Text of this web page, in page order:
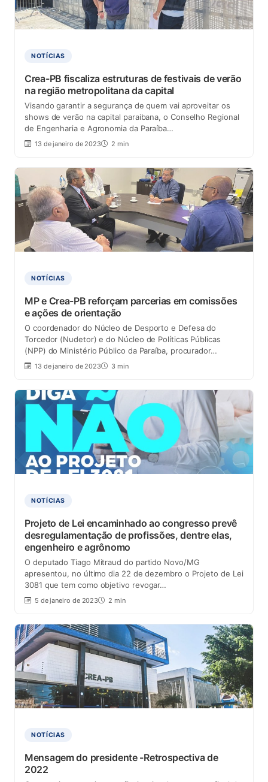
NOTÍCIAS
Crea-PB fiscaliza estruturas de festivais de verão
na região metropolitana da capital
Visando garantir a segurança de quem vai aproveitar os
shows de verão na capital paraibana, o Conselho Regional
de Engenharia e Agronomia da Paraíba…
13 de janeiro de 2023 2 min
NOTÍCIAS
MP e Crea-PB reforçam parcerias em comissões
e ações de orientação
O coordenador do Núcleo de Desporto e Defesa do
Torcedor (Nudetor) e do Núcleo de Políticas Públicas
(NPP) do Ministério Público da Paraíba, procurador…
13 de janeiro de 2023 3 min
NOTÍCIAS
Projeto de Lei encaminhado ao congresso prevê
desregulamentação de profissões, dentre elas,
engenheiro e agrônomo
O deputado Tiago Mitraud do partido Novo/MG
apresentou, no último dia 22 de dezembro o Projeto de Lei
3081 que tem como objetivo revogar…
5 de janeiro de 2023 2 min
NOTÍCIAS
Mensagem do presidente -Retrospectiva de
2022